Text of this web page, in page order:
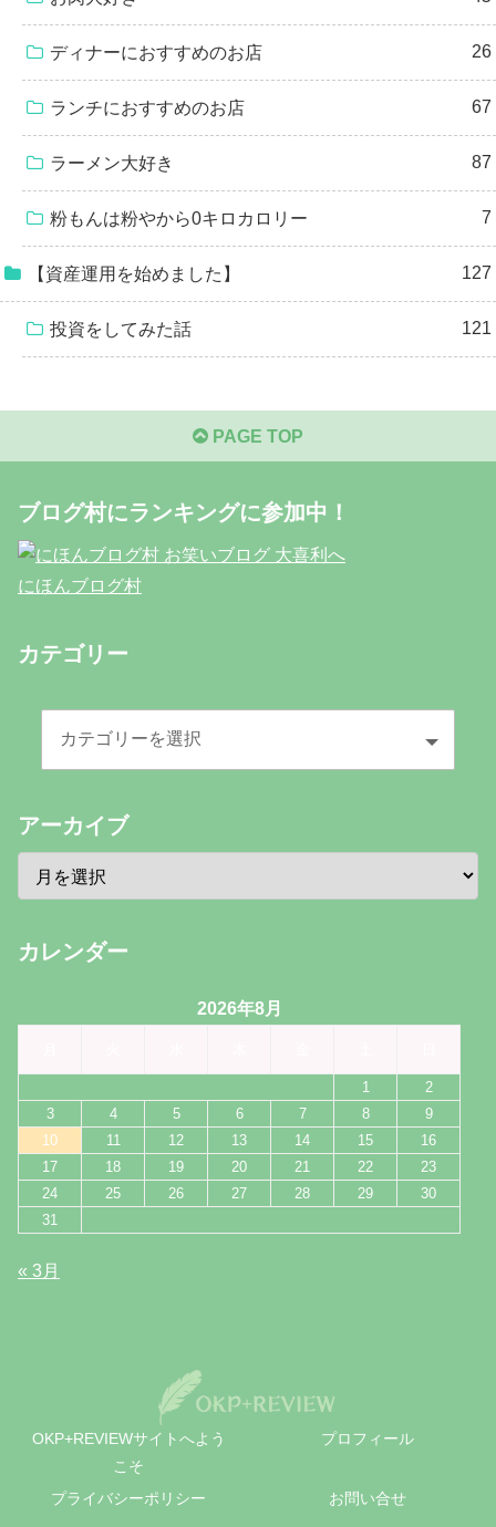
ディナーにおすすめのお店 26
ランチにおすすめのお店 67
ラーメン大好き 87
粉もんは粉やから0キロカロリー 7
【資産運用を始めました】 127
投資をしてみた話 121
PAGE TOP
ブログ村にランキングに参加中！
にほんブログ村
カテゴリー
アーカイブ
カレンダー
2026年8月
1
2
3
4 5 6 7 8
9
10
11 12 13 14 15
16
17
18 19 20 21 22
23
24
25 26 27 28 29
30
31
« 3月
OKP+REVIEWサイトへよう
こそ
プロフィール
プライバシーポリシー お問い合せ